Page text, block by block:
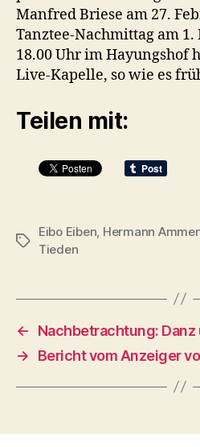
Manfred Briese am 27.
Tanztee-Nachmittag am 1.
18.00 Uhr im Hayungshof
Live-Kapelle, so wie es
Teilen mit:
Schlagwörter
Eibo Eiben, Hermann
Tieden
←
Nachbetrachtung: Danz
→
Bericht vom Anzeiger